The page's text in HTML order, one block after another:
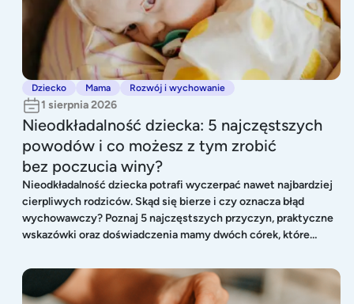
Dziecko Mama Rozwój i wychowanie
1 sierpnia 2026
Nieodkładalność dziecka: 5 najczęstszych
powodów i co możesz z tym zrobić
bez poczucia winy?
Nieodkładalność dziecka potrafi wyczerpać nawet najbardziej
cierpliwych rodziców. Skąd się bierze i czy oznacza błąd
wychowawczy? Poznaj 5 najczęstszych przyczyn, praktyczne
wskazówki oraz doświadczenia mamy dwóch córek, które
poczucia winy.
Bańki dla dzieci: jak działają, kiedy warto je stawiać i które wybrać?